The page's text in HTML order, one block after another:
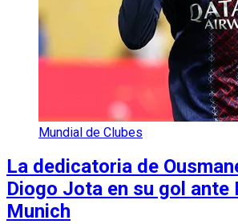
Mundial de Clubes
La dedicatoria de
Diogo Jota en su gol ante
Munich